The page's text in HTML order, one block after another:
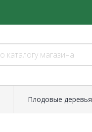
Плодовые деревья